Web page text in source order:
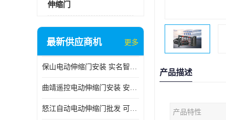
伸缩门
最新供应商机 更多
保山电动伸缩门安装 实名智科技 安全性高
曲靖遥控电动伸缩门安装 安全性高
怒江自动电动伸缩门批发 可按需定制
产品描述
产品特性